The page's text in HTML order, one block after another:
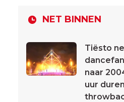
NET BINNEN
Tiësto
naar
uur